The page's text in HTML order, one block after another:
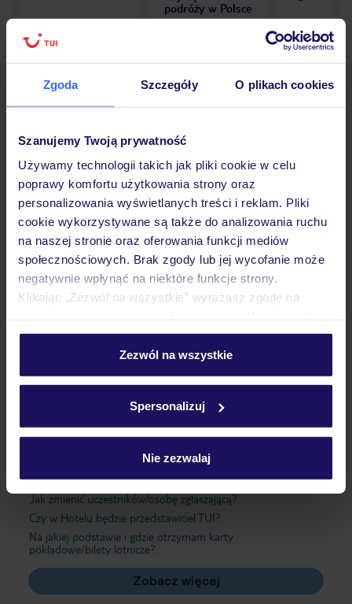
Zgoda Szczegóły O plikach cookies
Szanujemy Twoją prywatność
Używamy technologii takich jak pliki cookie w celu
poprawy komfortu użytkowania strony oraz
personalizowania wyświetlanych treści i reklam. Pliki
cookie wykorzystywane są także do analizowania ruchu
na naszej stronie oraz oferowania funkcji mediów
społecznościowych. Brak zgody lub jej wycofanie może
negatywnie wpłynąć na niektóre funkcje strony.
Klikając „Zezwól na wszystkie” wyrażasz zgodę na
personalizować swój wybór wchodząc w zakładkę
Szczegółowe informacje o plikach cookie znajdziesz
Zezwól na wszystkie
Spersonalizuj
Nie zezwalaj
podróży w Polsce
Hotel
Opinie
Pokoje
Wyżywienie
Ważne informacje
Jak zmienić uczestników/osobę zgłaszającą?
Czy w Hotelu będzie przedstawiciel TUI?
Na jakiej podstawie i gdzie otrzymam karty
pokładowe/bilety lotnicze?
Zobacz więcej